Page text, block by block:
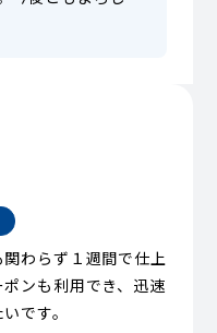
わらず１週間で仕上
ンも利用でき、迅速
です。